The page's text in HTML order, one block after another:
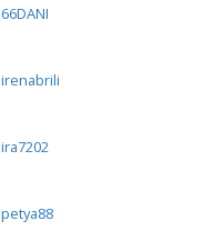
66DANI
irenabrili
ira7202
petya88